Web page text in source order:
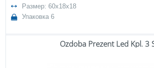
Размер: 60x18x18
Упаковка 6
Ozdoba Prezent Led Kpl. 3